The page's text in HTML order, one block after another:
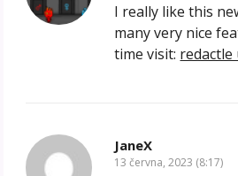
I really like this
many very nice
time visit: redactle
JaneX
13 června, 2023 (8:17)